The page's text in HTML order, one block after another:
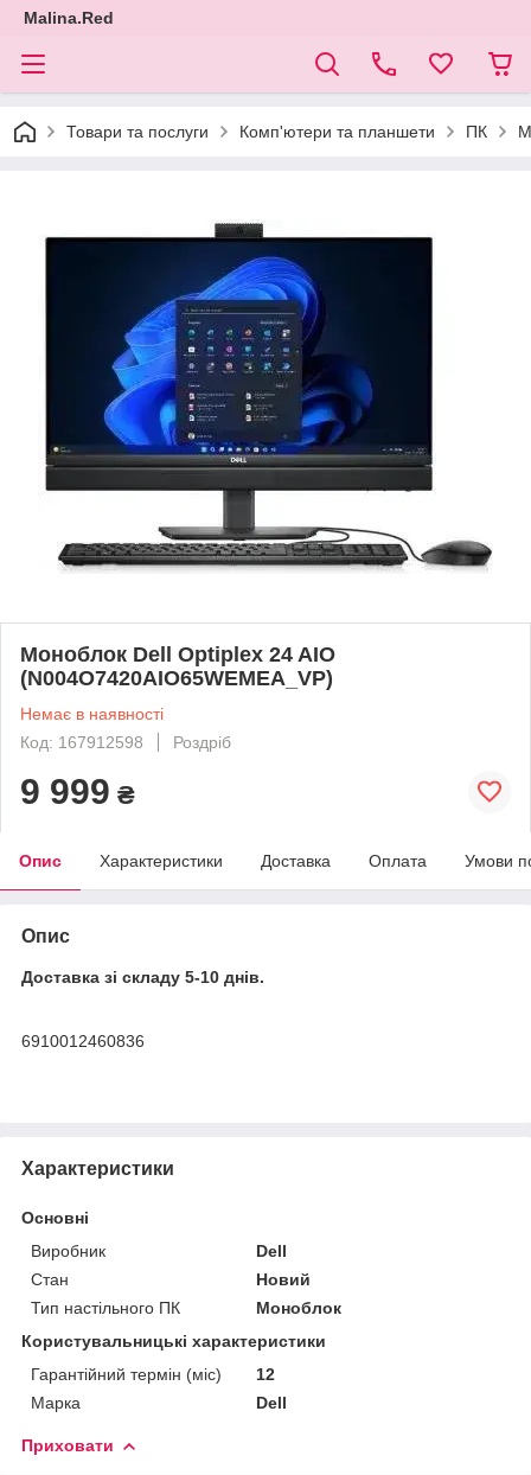
Malina.Red
Товари та послуги Комп'ютери та планшети ПК
Моноблок Dell Optiplex 24 AIO
(N004O7420AIO65WEMEA_VP)
Немає в наявності
Код: 167912598
Роздріб
9 999 ₴
Опис Характеристики Доставка Оплата Умови
Опис
Доставка зі складу 5-10 днів.
6910012460836
Характеристики
Основні
Виробник
Dell
Стан
Новий
Тип настільного ПК
Моноблок
Користувальницькі характеристики
Гарантійний термін (міс)
12
Марка
Dell
Приховати